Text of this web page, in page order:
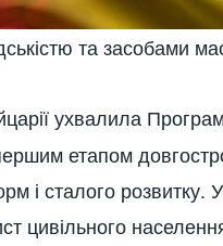
та засобами
ухвалила
етапом
і сталого розвитку.
цивільного